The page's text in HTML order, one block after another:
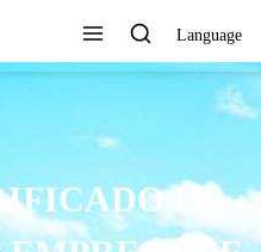
Language
ÚNICA,